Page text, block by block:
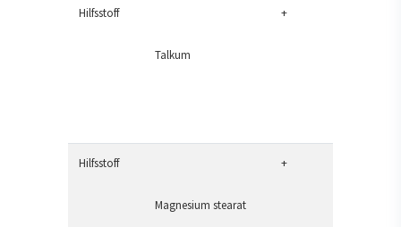
Hilfsstoff
Talkum
+
Hilfsstoff
Magnesium stearat
+